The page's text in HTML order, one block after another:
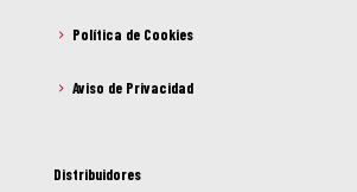
Política de Cookies
Aviso de Privacidad
Distribuidores